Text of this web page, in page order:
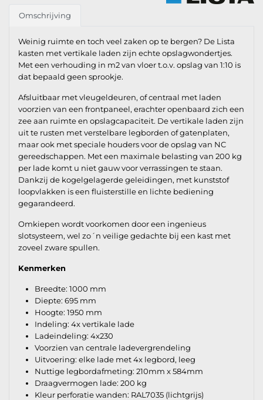
Omschrijving
Weinig ruimte en toch veel zaken op te bergen? De Lista
kasten met vertikale laden zijn echte opslagwondertjes.
Met een verhouding in m2 van vloer t.o.v. opslag van 1:10 is
dat bepaald geen sprookje.
Afsluitbaar met vleugeldeuren, of centraal met laden
voorzien van een frontpaneel, erachter openbaard zich een
zee aan ruimte en opslagcapaciteit. De vertikale laden zijn
uit te rusten met verstelbare legborden of gatenplaten,
maar ook met speciale houders voor de opslag van NC
gereedschappen. Met een maximale belasting van 200 kg
per lade komt u niet gauw voor verrassingen te staan.
Dankzij de kogelgelagerde geleidingen, met kunststof
loopvlakken is een fluisterstille en lichte bediening
gegarandeerd.
Omkiepen wordt voorkomen door een ingenieus
slotsysteem, wel zo´n veilige gedachte bij een kast met
zoveel zware spullen.
Kenmerken
Breedte: 1000 mm
Diepte: 695 mm
Hoogte: 1950 mm
Indeling: 4x vertikale lade
Ladeindeling: 4x230
Voorzien van centrale ladevergrendeling
Uitvoering: elke lade met 4x legbord, leeg
Nuttige legbordafmeting: 210mm x 584mm
Draagvermogen lade: 200 kg
Kleur perforatie wanden: RAL7035 (lichtgrijs)